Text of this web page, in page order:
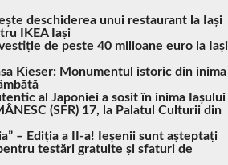
deschiderea unui restaurant la Iași
IKEA Iași
de peste 40 milioane euro la Iași
Kieser: Monumentul istoric din inima
al Japoniei a sosit în inima Iașului
(SFR) 17, la Palatul Culturii din
– Ediția a II-a! Ieșenii sunt așteptați
testări gratuite și sfaturi de